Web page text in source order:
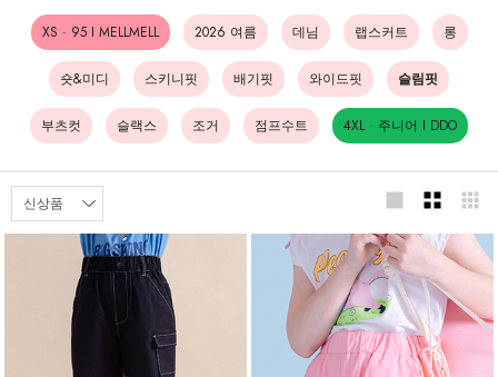
XS · 95 I MELLMELL 2026 여름 데님 랩스커트 롱
숏&미디 스키니핏 배기핏 와이드핏 슬림핏
부츠컷 슬랙스 조거 점프수트 4XL · 주니어 I DDO